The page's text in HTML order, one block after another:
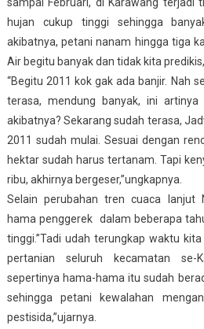
hujan cukup tinggi sehingga
akibatnya, petani nanam hingga tiga
Air begitu banyak dan tidak kita
“Begitu 2011 kok gak ada banjir. Nah
terasa, mendung banyak, ini
akibatnya? Sekarang sudah terasa,
2011 sudah mulai. Sesuai dengan
hektar sudah harus tertanam. Tapi
ribu, akhirnya bergeser,”ungkapnya.
Selain perubahan tren cuaca lanjut
hama penggerek dalam beberapa
tinggi.”Tadi udah terungkap waktu
pertanian seluruh kecamatan se-
sepertinya hama-hama itu sudah
sehingga petani kewalahan
pestisida,”ujarnya.